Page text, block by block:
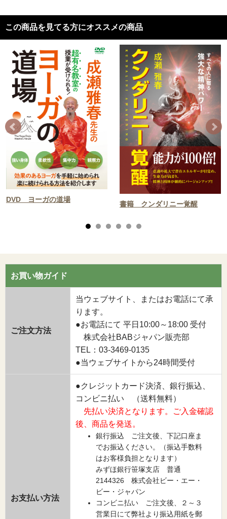
この商品を見てる方にオススメの商品
DVD ヨーガの道場
書籍 クンダリニー覚醒
お買い物ガイド
ご注文方法
当ウェブサイト、またはお電話にて承
ります。
●お電話にて 平日10:00～18:00 受付
株式会社BABジャパン販売部
TEL：03-3469-0135
●当ウェブサイトから24時間受付
お支払い方法
●クレジットカード決済、銀行振込、
コンビニ払い （送料無料）
先払い決済となります。ご入金確認
後、商品を発送。
銀行振込 ご注文後、下記口座ま
でお振込ください。（振込手数料
はお客様負担となります）
みずほ銀行笹塚支店 普通
2144326 株式会社ビー・エー・
ビー・ジャパン
コンビニ払い ご注文後、２～３
営業日にて弊社より振込用紙を郵